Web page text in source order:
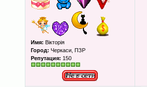
Имя: Вікторія
Город: Черкаси, ПЗР
Репутация: 150